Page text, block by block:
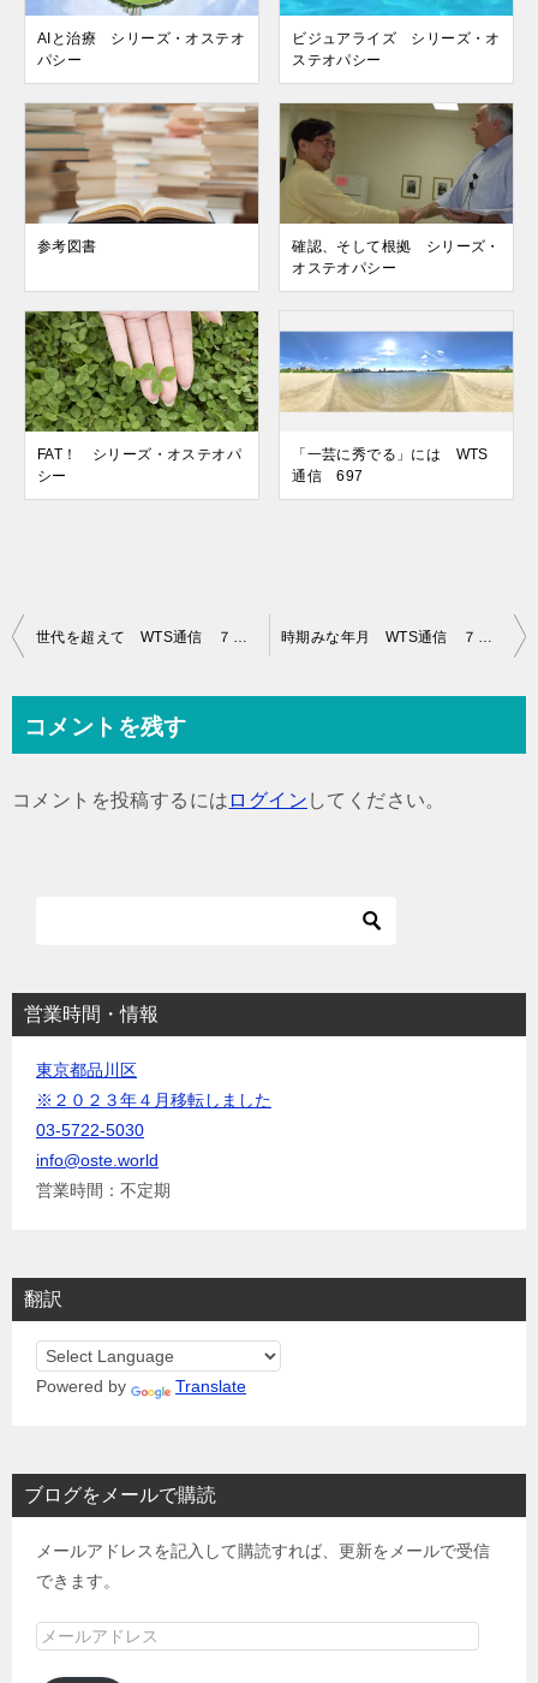
AIと治療 シリーズ・オステオ
パシー
ビジュアライズ シリーズ・オ
ステオパシー
参考図書
確認、そして根拠 シリーズ・
オステオパシー
FAT！ シリーズ・オステオパ
シー
「一芸に秀でる」には WTS
通信 697
投
ビ
世代を超えて WTS通信 ７３０ 時期みな年月 WTS通信 ７３２
コメントを残す
コメントを投稿するには ログイン してください。
営業時間・情報
東京都品川区
※２０２３年４月移転しました
03-5722-5030
info@oste.world
営業時間：不定期
翻訳
Powered by Translate
ブログをメールで購読
メールアドレスを記入して購読すれば、更新をメールで受信
できます。
メ